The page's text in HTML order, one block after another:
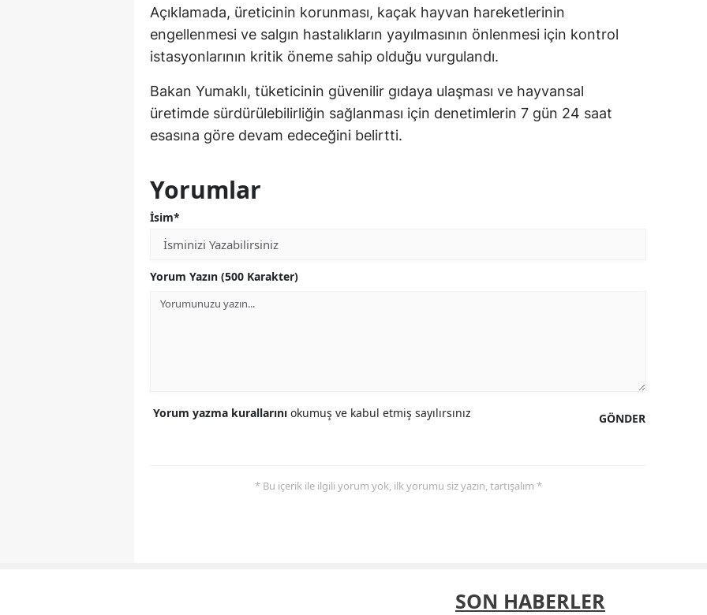
Açıklamada, üreticinin korunması, kaçak hayvan hareketlerinin
engellenmesi ve salgın hastalıkların yayılmasının önlenmesi için kontrol
istasyonlarının kritik öneme sahip olduğu vurgulandı.
Bakan Yumaklı, tüketicinin güvenilir gıdaya ulaşması ve hayvansal
üretimde sürdürülebilirliğin sağlanması için denetimlerin 7 gün 24 saat
esasına göre devam edeceğini belirtti.
Yorumlar
İsim*
Yorum Yazın (500 Karakter)
GÖNDER
Yorum yazma kurallarını okumuş ve kabul etmiş sayılırsınız
* Bu içerik ile ilgili yorum yok, ilk yorumu siz yazın, tartışalım *
SON HABERLER